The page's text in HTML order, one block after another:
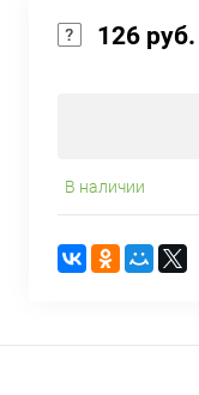
126 руб.
В наличии